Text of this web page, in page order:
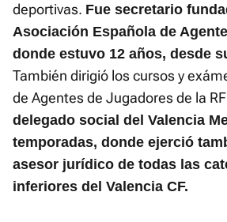
deportivas. Fue secretario
Asociación Española de
donde estuvo 12 años, desde
También dirigió los cursos y
de Agentes de Jugadores de la
delegado social del Valencia
temporadas, donde ejerció
asesor jurídico de todas las
inferiores del Valencia CF.